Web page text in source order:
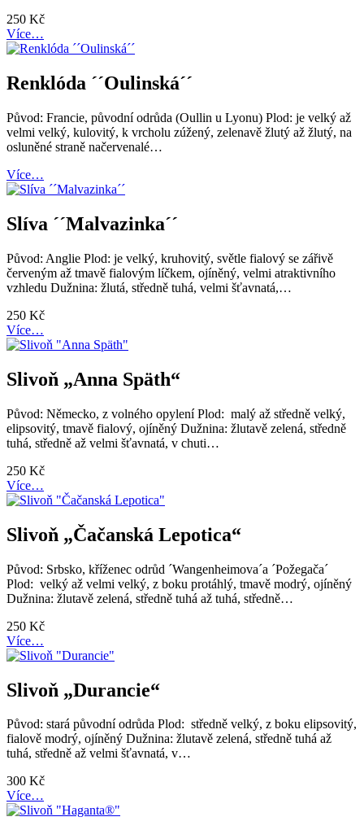
250 Kč
Více…
Renklóda ´´Oulinská´´
Původ: Francie, původní odrůda (Oullin u Lyonu) Plod: je velký až
velmi velký, kulovitý, k vrcholu zúžený, zelenavě žlutý až žlutý, na
osluněné straně načervenalé…
Více…
Slíva ´´Malvazinka´´
Původ: Anglie Plod: je velký, kruhovitý, světle fialový se zářivě
červeným až tmavě fialovým líčkem, ojíněný, velmi atraktivního
vzhledu Dužnina: žlutá, středně tuhá, velmi šťavnatá,…
250 Kč
Více…
Slivoň „Anna Späth“
Původ: Německo, z volného opylení Plod: malý až středně velký,
elipsovitý, tmavě fialový, ojíněný Dužnina: žlutavě zelená, středně
tuhá, středně až velmi šťavnatá, v chuti…
250 Kč
Více…
Slivoň „Čačanská Lepotica“
Původ: Srbsko, kříženec odrůd ´Wangenheimova´a ´Požegača´
Plod: velký až velmi velký, z boku protáhlý, tmavě modrý, ojíněný
Dužnina: žlutavě zelená, středně tuhá až tuhá, středně…
250 Kč
Více…
Slivoň „Durancie“
Původ: stará původní odrůda Plod: středně velký, z boku elipsovitý,
fialově modrý, ojíněný Dužnina: žlutavě zelená, středně tuhá až
tuhá, středně až velmi šťavnatá, v…
300 Kč
Více…